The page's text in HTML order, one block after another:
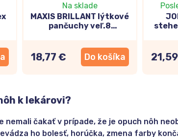
Na sklade
MAXIS BRILLANT lýtkové
pančuchy veľ.8
18,77 € Do košíka
k lekárovi?
nemali čakať v prípade, že je opuch nôh
ho bolesť, horúčka, zmena farby